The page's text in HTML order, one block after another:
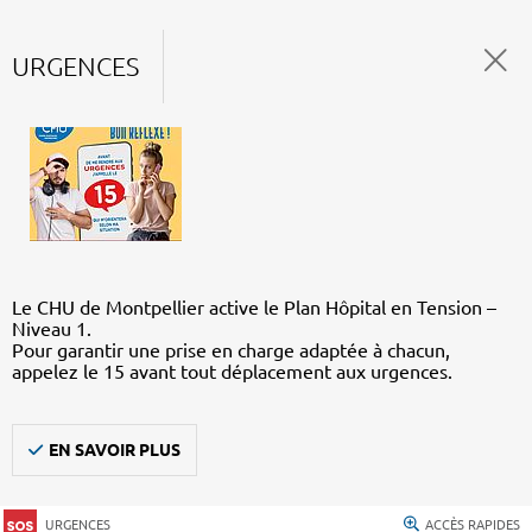
URGENCES
Le CHU de Montpellier active le Plan Hôpital en Tension –
Niveau 1.
Pour garantir une prise en charge adaptée à chacun,
appelez le 15 avant tout déplacement aux urgences.
EN SAVOIR PLUS
URGENCES ACCÈS RAPIDES